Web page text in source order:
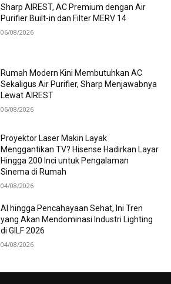
Sharp AIREST, AC Premium dengan Air
Purifier Built-in dan Filter MERV 14
06/08/2026
Rumah Modern Kini Membutuhkan AC
Sekaligus Air Purifier, Sharp Menjawabnya
Lewat AIREST
06/08/2026
Proyektor Laser Makin Layak
Menggantikan TV? Hisense Hadirkan Layar
Hingga 200 Inci untuk Pengalaman
Sinema di Rumah
04/08/2026
AI hingga Pencahayaan Sehat, Ini Tren
yang Akan Mendominasi Industri Lighting
di GILF 2026
04/08/2026